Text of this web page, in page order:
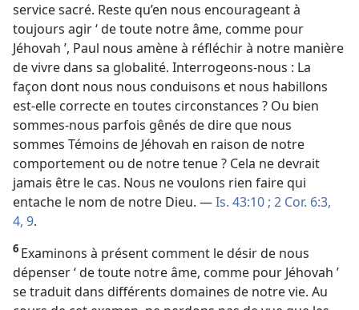
service sacré. Reste qu’en nous encourageant à
toujours agir ‘ de toute notre âme, comme pour
Jéhovah ’, Paul nous amène à réfléchir à notre manière
de vivre dans sa globalité. Interrogeons-​nous : La
façon dont nous nous conduisons et nous habillons
est-​elle correcte en toutes circonstances ? Ou bien
sommes-​nous parfois gênés de dire que nous
sommes Témoins de Jéhovah en raison de notre
comportement ou de notre tenue ? Cela ne devrait
jamais être le cas. Nous ne voulons rien faire qui
entache le nom de notre Dieu. —Is. 43:10 ; 2 Cor. 6:3,
4, 9.
6 Examinons à présent comment le désir de nous
dépenser ‘ de toute notre âme, comme pour Jéhovah ’
se traduit dans différents domaines de notre vie. Au